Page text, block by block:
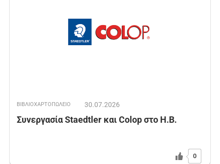
ΒΙΒΛΙΟΧΑΡΤΟΠΩΛΕΙΟ 30.07.2026
Συνεργασία Staedtler και Colop στο Η.Β.
0